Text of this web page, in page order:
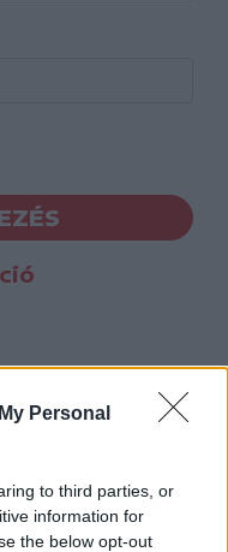
Personal
to third parties, or
information for
the below opt-out